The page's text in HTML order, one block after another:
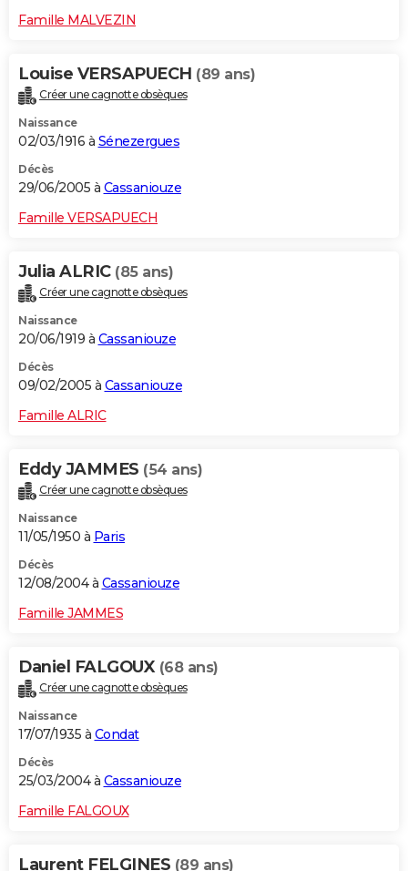
Famille MALVEZIN
Louise VERSAPUECH (89 ans)
Créer une cagnotte obsèques
Naissance
02/03/1916 à Sénezergues
Décès
29/06/2005 à Cassaniouze
Famille VERSAPUECH
Julia ALRIC (85 ans)
Créer une cagnotte obsèques
Naissance
20/06/1919 à Cassaniouze
Décès
09/02/2005 à Cassaniouze
Famille ALRIC
Eddy JAMMES (54 ans)
Créer une cagnotte obsèques
Naissance
11/05/1950 à Paris
Décès
12/08/2004 à Cassaniouze
Famille JAMMES
Daniel FALGOUX (68 ans)
Créer une cagnotte obsèques
Naissance
17/07/1935 à Condat
Décès
25/03/2004 à Cassaniouze
Famille FALGOUX
Laurent FELGINES (89 ans)